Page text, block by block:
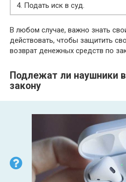
4. Подать иск в суд.
В любом случае, важно знать
действовать, чтобы защитить
возврат денежных средств по
Подлежат ли наушники
закону